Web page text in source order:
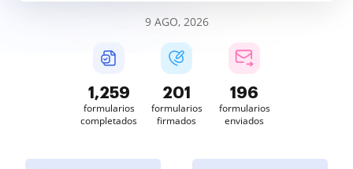
9 AGO, 2026
1,259
formularios
completados
201
formularios
firmados
196
formularios
enviados